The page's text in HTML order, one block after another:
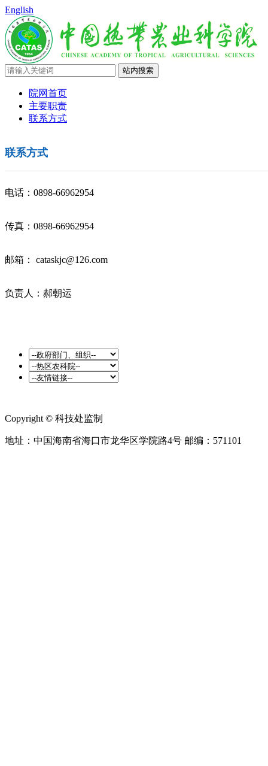
English
院网首页
主要职责
联系方式
联系方式
电话：0898-66962954
传真：0898-66962954
邮箱： cataskjc@126.com
负责人：郝朝运
Copyright © 科技处监制
地址：中国海南省海口市龙华区学院路4号 邮编：571101